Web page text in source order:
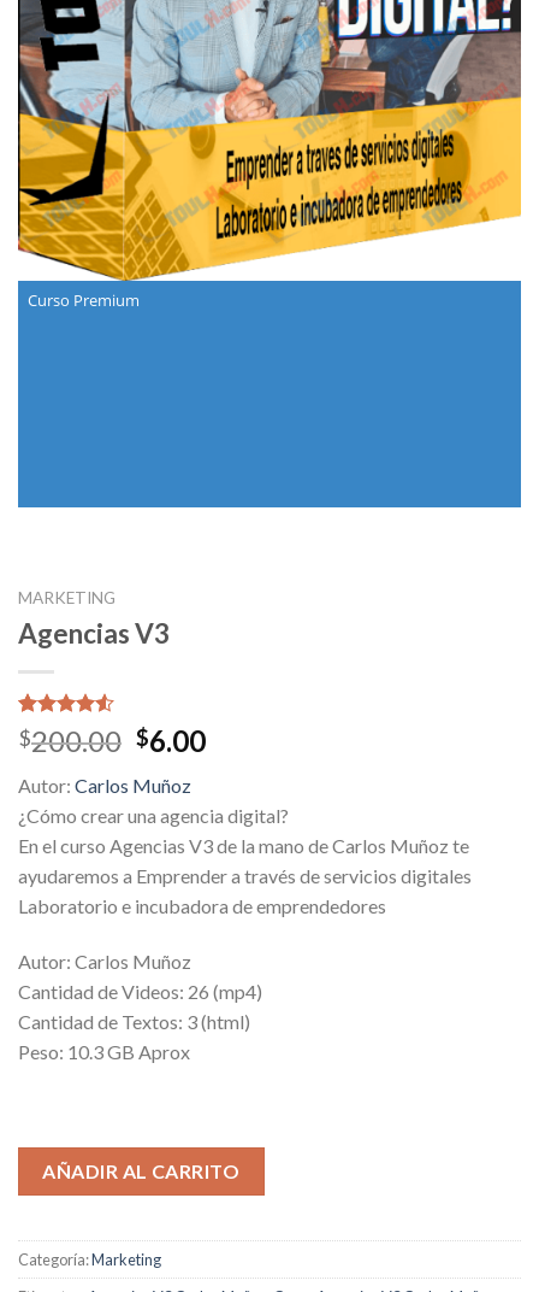
Curso Premium
MARKETING
Agencias V3
Valorado
4.50sobre
en
2
puntuaciones
de clientes
$200.00 Original
was:
$200.00.
$6.00Current
$6.00.
Autor: Carlos Muñoz
¿Cómo crear una agencia digital?
En el curso Agencias V3 de la mano de Carlos Muñoz te
ayudaremos a Emprender a través de servicios digitales
Laboratorio e incubadora de emprendedores
Autor: Carlos Muñoz
Cantidad de Videos: 26 (mp4)
Cantidad de Textos: 3 (html)
Peso: 10.3 GB Aprox
AÑADIR AL CARRITO
Categoría:Marketing